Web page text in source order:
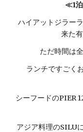
≪1
ハイアットジラー
来た
ただ時間は
ランチですごく
シーフードのPIER
アジア料理のSILU